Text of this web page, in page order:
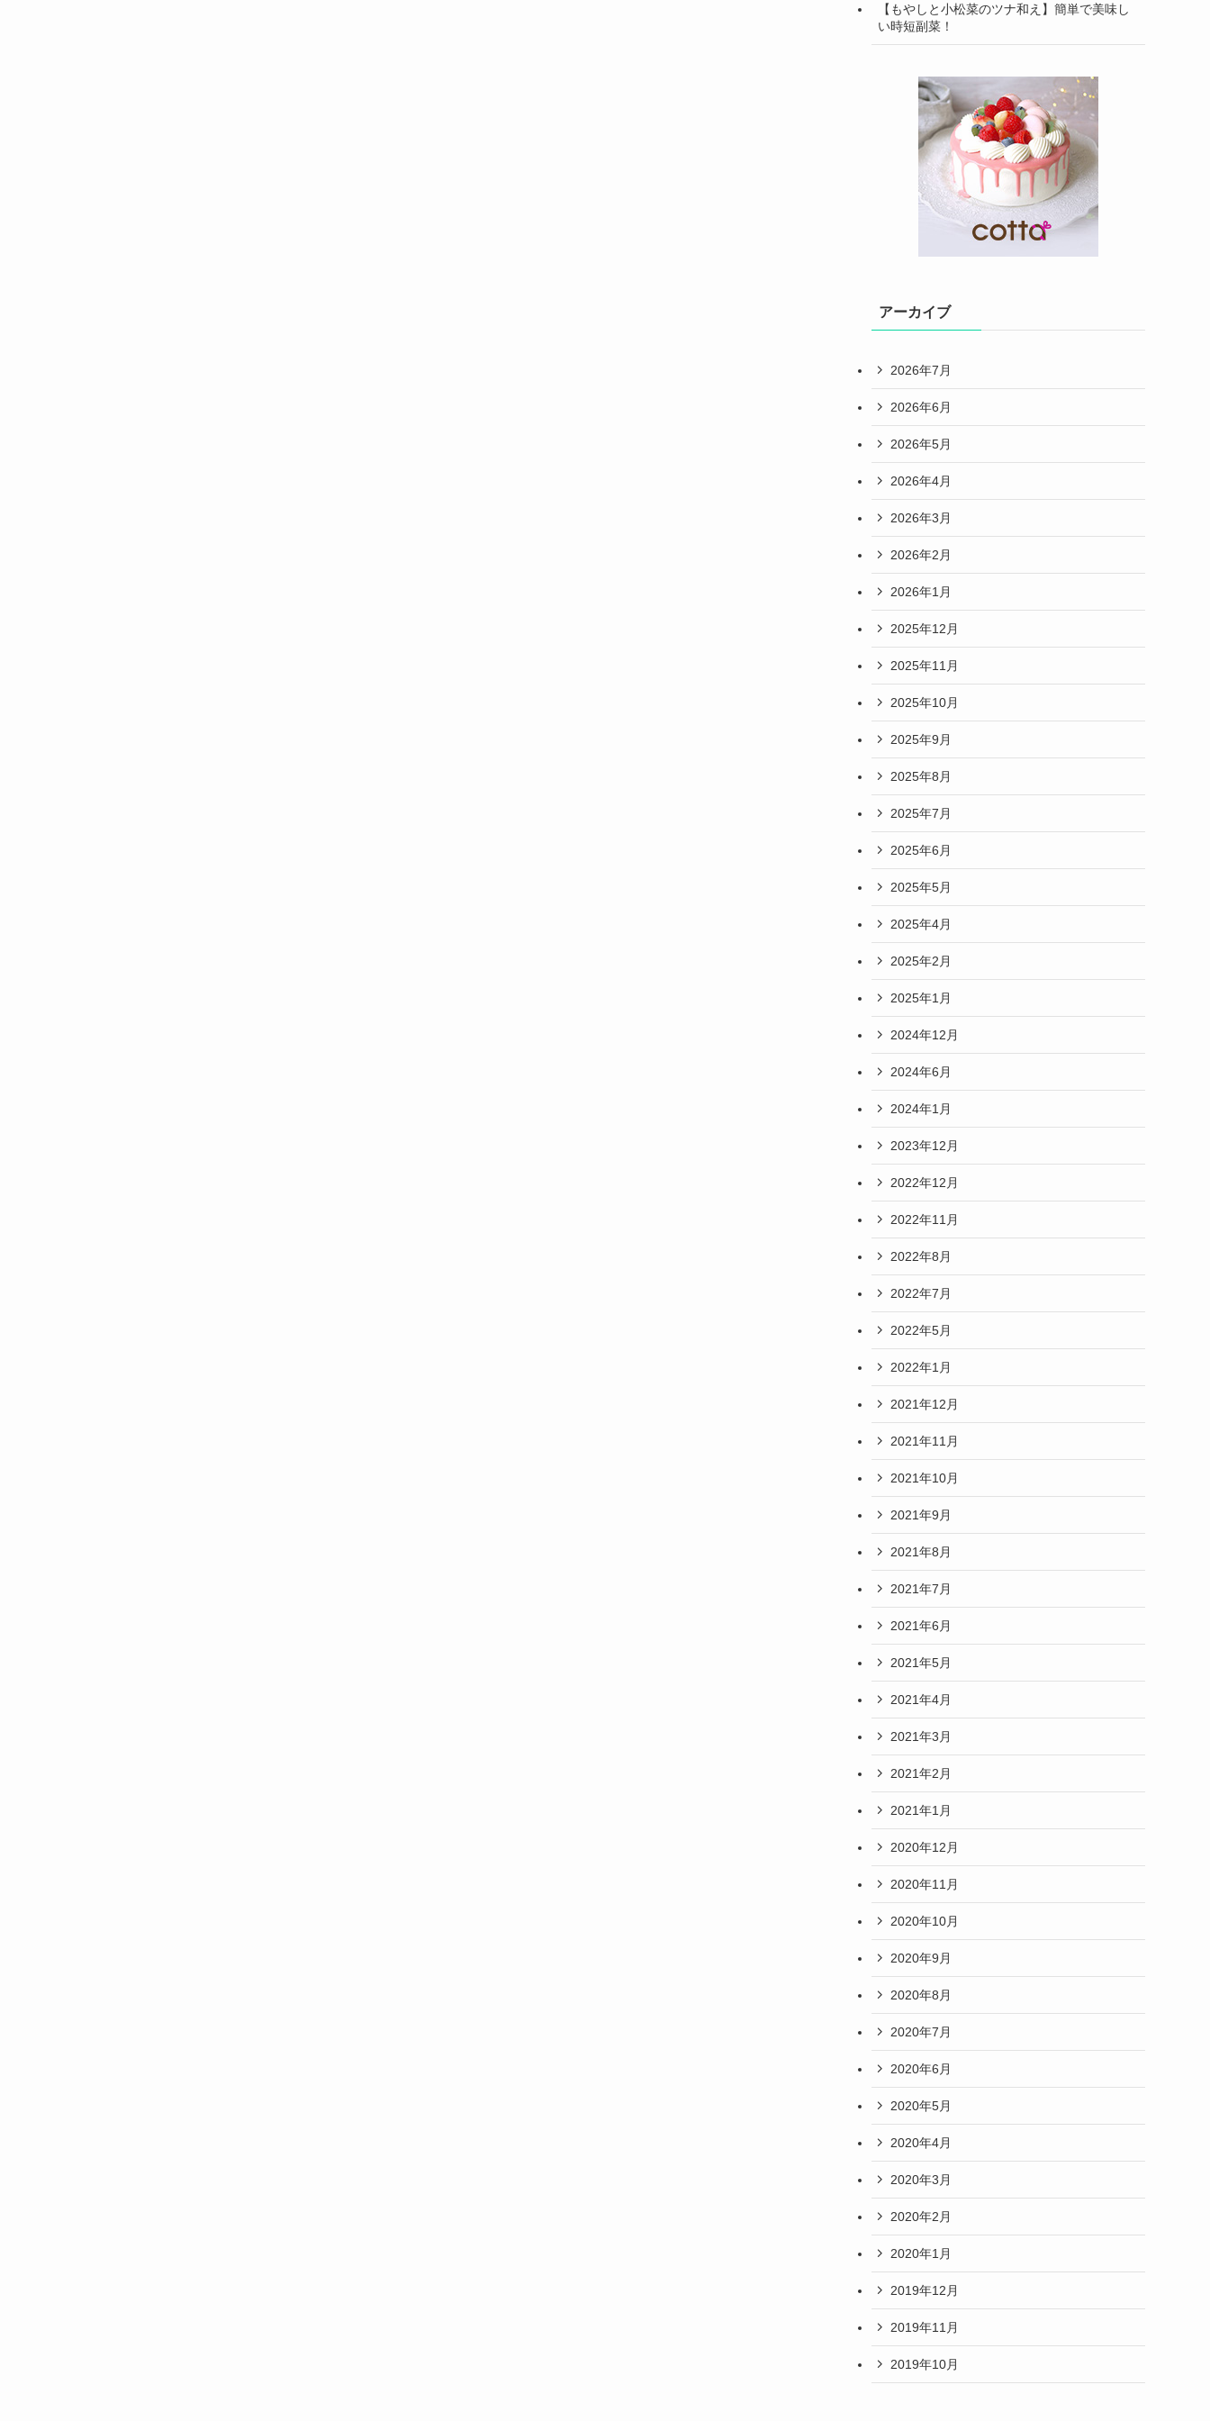
【もやしと小松菜のツナ和え】簡単で美味し
い時短副菜！
アーカイブ
2026年7月
2026年6月
2026年5月
2026年4月
2026年3月
2026年2月
2026年1月
2025年12月
2025年11月
2025年10月
2025年9月
2025年8月
2025年7月
2025年6月
2025年5月
2025年4月
2025年2月
2025年1月
2024年12月
2024年6月
2024年1月
2023年12月
2022年12月
2022年11月
2022年8月
2022年7月
2022年5月
2022年1月
2021年12月
2021年11月
2021年10月
2021年9月
2021年8月
2021年7月
2021年6月
2021年5月
2021年4月
2021年3月
2021年2月
2021年1月
2020年12月
2020年11月
2020年10月
2020年9月
2020年8月
2020年7月
2020年6月
2020年5月
2020年4月
2020年3月
2020年2月
2020年1月
2019年12月
2019年11月
2019年10月